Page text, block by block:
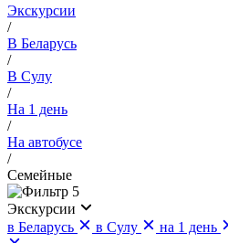
Экскурсии
/
В Беларусь
/
В Сулу
/
На 1 день
/
На автобусе
/
Семейные
5
Экскурсии
в Беларусь
в Сулу на 1 день